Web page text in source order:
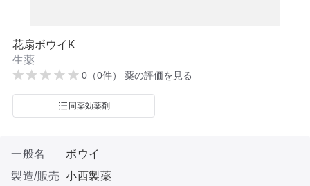
花扇ボウイK
生薬
0（0件） 薬の評価を見る
同薬効薬剤
一般名
ボウイ
製造/販売 小西製薬